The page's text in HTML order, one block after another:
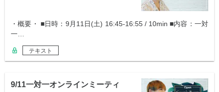
・概要・ ■日時：9月11日(土) 16:45-16:55 / 10min ■内容：一対
一…
テキスト
9/11一対一オンラインミーティ